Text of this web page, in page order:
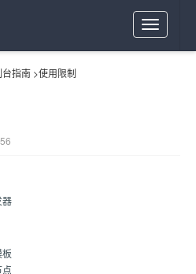
Toggle
navigation
台指南 >使用限制
器